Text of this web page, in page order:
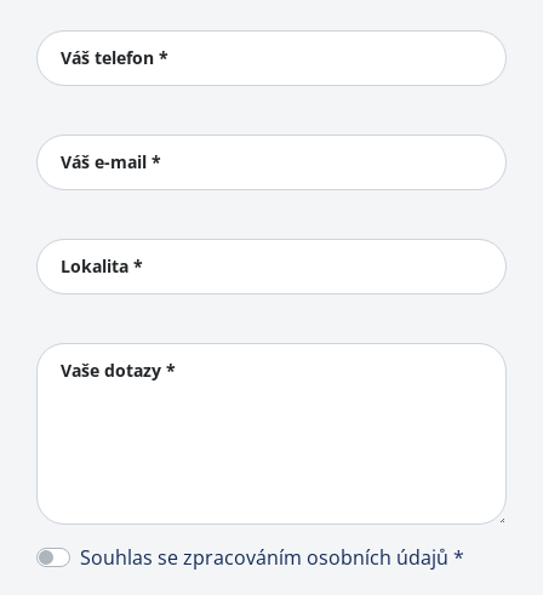
Váš telefon *
Váš e-mail *
Lokalita *
Vaše dotazy *
Souhlas se zpracováním osobních údajů *